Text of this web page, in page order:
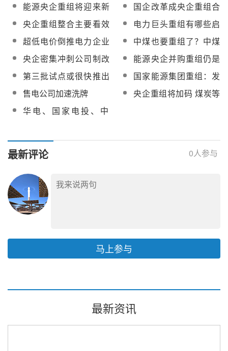
能源央企重组将迎来新
节点
国企改革成央企重组合
并的最大推动力
央企重组整合主要看效
益能否达到1+1大于2
电力巨头重组有哪些启
示? 重组之后如何融
合？
超低电价倒推电力企业
重组 债务债权成棘手问
题
中煤也要重组了？中煤
能源转让非核心资产 剑
指煤电重组
央企密集冲刺公司制改
制 国企并购重组或掀新
浪潮
能源央企并购重组仍是
行业重点 国企找国企是
主流
第三批试点或很快推出
煤炭行业兼并重组会有
大动作
国家能源集团重组：发
挥竞争优势争创世界一
流
售电公司加速洗牌
央企重组将加码 煤炭等
华电、国家电投、中
最新评论 0人参与
马上参与
最新资讯